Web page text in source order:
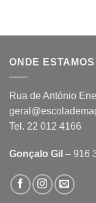
ONDE ESTAMOS
Rua de António
Tel. 22 012 4166
Gonçalo Gil – 916